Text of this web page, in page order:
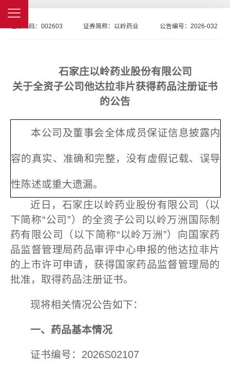
证券代码： 002603 证券简称： 以岭药业 2026-032
公告编号：
石家庄以岭药业股份有限公司
关于全资子公司他达拉非片获得药品注册证书
的公告
本公司及董事会全体成员保证信息披露内
容的真实、准确和完整，没有虚假记载、误导
性陈述或重大遗漏。
近日，石家庄以岭药业股份有限公司（以
下简称“公司”）的全资子公司以岭万洲国际制
药有限公司（以下简称“以岭万洲”）向国家药
品监督管理局药品审评中心申报的他达拉非片
的上市许可申请，获得国家药品监督管理局的
批准，取得药品注册证书。
现将相关情况公告如下：
一、药品基本情况
证书编号：2026S02107